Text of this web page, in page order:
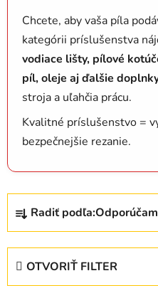
Chcete, aby vaša píla
kategórii príslušenstva
vodiace lišty, pílové
píl, oleje aj ďalšie
stroja a uľahčia prácu.
Kvalitné príslušenstvo =
bezpečnejšie rezanie.
R
d
Radiť podľa:
OTVORIŤ FILTER